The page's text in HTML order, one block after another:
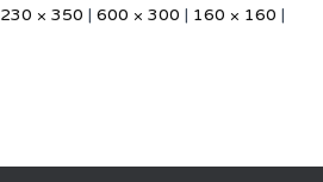
230 × 350 | 600 × 300 | 160 × 160 |